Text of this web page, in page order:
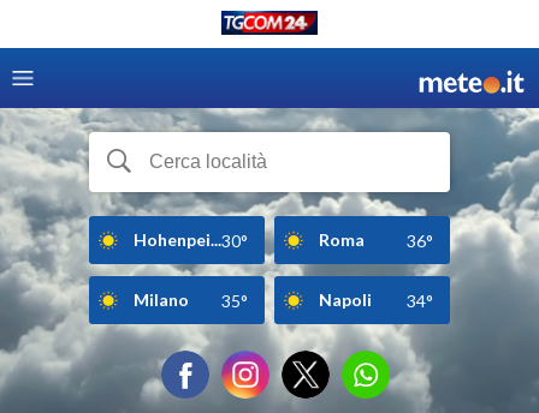
Hohenpei...30° Roma 36°
Milano 35° Napoli 34°